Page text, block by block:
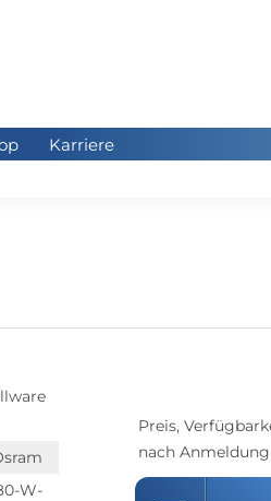
Karriere
W-
Preis,
nach Anmeldung